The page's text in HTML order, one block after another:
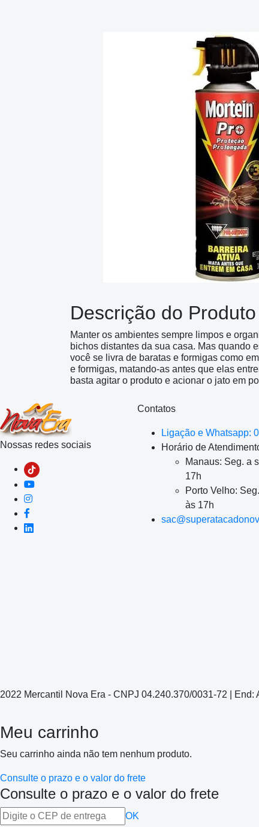
Descrição do Produto
Manter os ambientes sempre limpos e
bichos distantes da sua casa. Mas quando
você se livra de baratas e formigas como
e formigas, matando-as antes que elas
basta agitar o produto e acionar o jato em
Nossas redes sociais
Contatos
Ligação e Whatsapp:
Horário de
Manaus: Seg. a
17h
Porto Velho:
às 17h
2022 Mercantil Nova Era - CNPJ 04.240.370/0031-72 |
Meu carrinho
Seu carrinho ainda não tem nenhum produto.
Consulte o prazo e o valor do frete
Consulte o prazo e o valor do frete
OK